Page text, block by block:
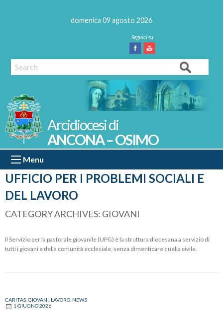
domenica 09 agosto 2026
Facebook
Youtube
Search
UFFICIO PER I PROBLEMI SOCIALI E
DEL LAVORO
ANCONA – OSIMO
Menu
CATEGORY ARCHIVES: GIOVANI
Il Servizio per la pastorale giovanile (UPG) è la struttura diocesana a servizio di
tutti i giovani e della comunità ecclesiale, senza dimenticare quella civile.
CARITAS GIOVANI LAVORO NEWS
1 GIUGNO 2026